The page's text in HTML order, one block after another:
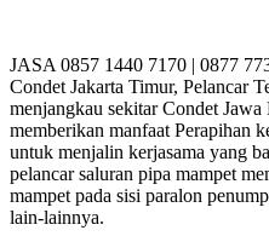
JASA 0857 1440 7170 | 0877
Condet Jakarta Timur, Pelancar
menjangkau sekitar Condet
memberikan manfaat Perapihan
untuk menjalin kerjasama yang
pelancar saluran pipa mampet
mampet pada sisi paralon
lain-lainnya.